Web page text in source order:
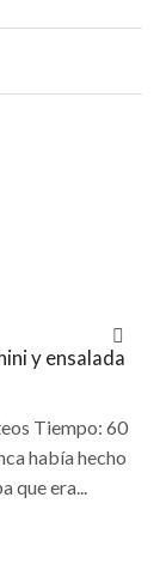
y ensalada
Tiempo: 60
había hecho
que era...